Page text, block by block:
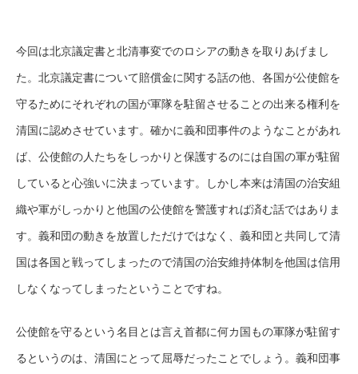
今回は北京議定書と北清事変でのロシアの動きを取りあげまし
た。北京議定書について賠償金に関する話の他、各国が公使館を
守るためにそれぞれの国が軍隊を駐留させることの出来る権利を
清国に認めさせています。確かに義和団事件のようなことがあれ
ば、公使館の人たちをしっかりと保護するのには自国の軍が駐留
していると心強いに決まっています。しかし本来は清国の治安組
織や軍がしっかりと他国の公使館を警護すれば済む話ではありま
す。義和団の動きを放置しただけではなく、義和団と共同して清
国は各国と戦ってしまったので清国の治安維持体制を他国は信用
しなくなってしまったということですね。
公使館を守るという名目とは言え首都に何カ国もの軍隊が駐留す
るというのは、清国にとって屈辱だったことでしょう。義和団事